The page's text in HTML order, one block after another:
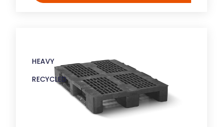
HEAVY
RECYCLED